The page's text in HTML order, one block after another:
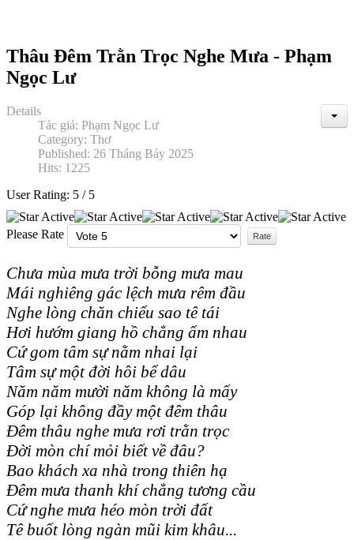
Thâu Đêm Trằn Trọc Nghe Mưa - Phạm
Ngọc Lư
Details
Tác giả: Phạm Ngọc Lư
Category: Thơ
Published: 26 Tháng Bảy 2025
Hits: 1225
User Rating: 5 / 5
Please Rate
Chưa mùa mưa trời bỗng mưa mau
Mái nghiêng gác lệch mưa rêm đầu
Nghe lòng chăn chiếu sao tê tái
Hơi hướm giang hồ chẳng ấm nhau
Cứ gom tâm sự nằm nhai lại
Tâm sự một đời hôi bể dâu
Năm năm mười năm không là mấy
Góp lại không đầy một đêm thâu
Đêm thâu nghe mưa rơi trằn trọc
Đời mòn chí mỏi biết về đâu?
Bao khách xa nhà trong thiên hạ
Đêm mưa thanh khí chẳng tương cầu
Cứ nghe mưa héo mòn trời đất
Tê buốt lòng ngàn mũi kim khâu...